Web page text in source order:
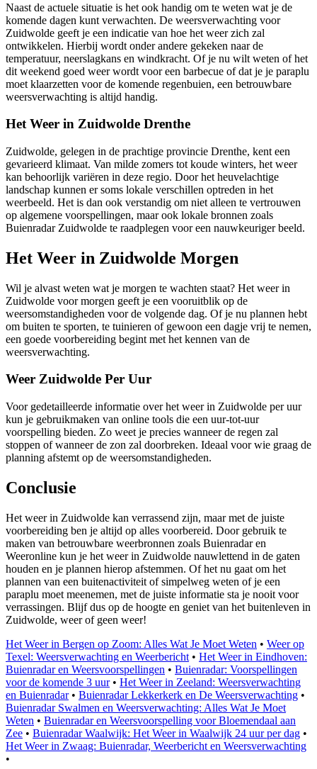
Naast de actuele situatie is het ook handig om te weten wat je de
komende dagen kunt verwachten. De weersverwachting voor
Zuidwolde geeft je een indicatie van hoe het weer zich zal
ontwikkelen. Hierbij wordt onder andere gekeken naar de
temperatuur, neerslagkans en windkracht. Of je nu wilt weten of het
dit weekend goed weer wordt voor een barbecue of dat je je paraplu
moet klaarzetten voor de komende regenbuien, een betrouwbare
weersverwachting is altijd handig.
Het Weer in Zuidwolde Drenthe
Zuidwolde, gelegen in de prachtige provincie Drenthe, kent een
gevarieerd klimaat. Van milde zomers tot koude winters, het weer
kan behoorlijk variëren in deze regio. Door het heuvelachtige
landschap kunnen er soms lokale verschillen optreden in het
weerbeeld. Het is dan ook verstandig om niet alleen te vertrouwen
op algemene voorspellingen, maar ook lokale bronnen zoals
Buienradar Zuidwolde te raadplegen voor een nauwkeuriger beeld.
Het Weer in Zuidwolde Morgen
Wil je alvast weten wat je morgen te wachten staat? Het weer in
Zuidwolde voor morgen geeft je een vooruitblik op de
weersomstandigheden voor de volgende dag. Of je nu plannen hebt
om buiten te sporten, te tuinieren of gewoon een dagje vrij te nemen,
een goede voorbereiding begint met het kennen van de
weersverwachting.
Weer Zuidwolde Per Uur
Voor gedetailleerde informatie over het weer in Zuidwolde per uur
kun je gebruikmaken van online tools die een uur-tot-uur
voorspelling bieden. Zo weet je precies wanneer de regen zal
stoppen of wanneer de zon zal doorbreken. Ideaal voor wie graag de
planning afstemt op de weersomstandigheden.
Conclusie
Het weer in Zuidwolde kan verrassend zijn, maar met de juiste
voorbereiding ben je altijd op alles voorbereid. Door gebruik te
maken van betrouwbare weerbronnen zoals Buienradar en
Weeronline kun je het weer in Zuidwolde nauwlettend in de gaten
houden en je plannen hierop afstemmen. Of het nu gaat om het
plannen van een buitenactiviteit of simpelweg weten of je een
paraplu moet meenemen, met de juiste informatie sta je nooit voor
verrassingen. Blijf dus op de hoogte en geniet van het buitenleven in
Zuidwolde, weer of geen weer!
Het Weer in Bergen op Zoom: Alles Wat Je Moet Weten • Weer op
Texel: Weersverwachting en Weerbericht • Het Weer in Eindhoven:
Buienradar en Weersvoorspellingen • Buienradar: Voorspellingen
voor de komende 3 uur• Het Weer in Zeeland: Weersverwachting
en Buienradar• Buienradar Lekkerkerk en De Weersverwachting •
Buienradar Swalmen en Weersverwachting: Alles Wat Je Moet
Weten • Buienradar en Weersvoorspelling voor Bloemendaal aan
Zee • Buienradar Waalwijk: Het Weer in Waalwijk 24 uur per dag •
Het Weer in Zwaag: Buienradar, Weerbericht en Weersverwachting
•